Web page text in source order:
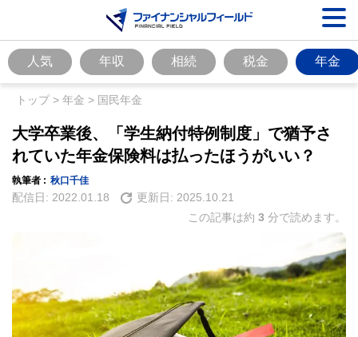
人気 年収 相続 税金 年金
トップ> 年金 > 国民年金
大学卒業後、「学生納付特例制度」で猶予さ
れていた年金保険料は払ったほうがいい？
執筆者 : 秋口千佳
配信日: 2022.01.18 更新日: 2025.10.21
この記事は約 3 分で読めます。